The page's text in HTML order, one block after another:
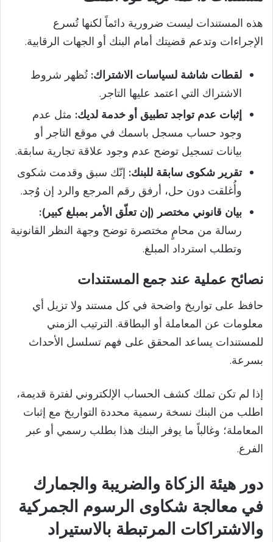
هذه المستندات ليست ضرورية دائماً لكنها تُسرع
الإجراءات وتدعم قضيتك أمام البنك أو الجهات الرقابية.
لقطات شاشة لسياسات الاشتراك: تُظهر شروط
الاشتراك التي اعتمد عليها التاجر.
إثبات عدم تواجد تطبيق أو خدمة لديك: مثل عدم
وجود حساب مسجل باسمك في موقع التاجر أو
بيانات تسجيل توضح عدم وجود علاقة تجارية سابقة.
تقرير شكوى سابقة للبنك: إنّك سبق وقدمت شكوى
وأُغلقت دون حل، أرفق رقم المرجع والرد إن وُجد.
بيان قانوني مختصر (إن تعلّق الأمر بمبلغ كبير):
رسالة من محامٍ مختصرة توضح وجهة النظر القانونية
وتطلب استرداد المبلغ.
نصائح عملية عند جمع المستندات
حافظ على تواريخ واضحة في كل مستند ولا تزيل أي
معلومات عن المعاملة أو البطاقة. الترتيب الزمني
للمستندات يساعد المحقق على فهم تسلسل الأحداث
بسرعة.
إذا لم تكن تملك كشف الحساب الإلكتروني لفترة قديمة،
اطلب من البنك نسخة رسمية محددة التواريخ مع إثبات
المعاملة؛ وغالباً ما يوفر البنك هذا بطلب رسمي أو عبر
الفرع.
دور هيئة الزكاة والضريبة والجمارك
في معالجة شكاوى الرسوم الجمركية
والاشتراكات المرتبطة بالاستيراد